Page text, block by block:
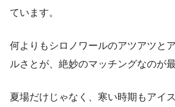
ています。
何よりもシロノワールのアツアツと
ルさとが、絶妙のマッチングなのが
夏場だけじゃなく、寒い時期もアイ